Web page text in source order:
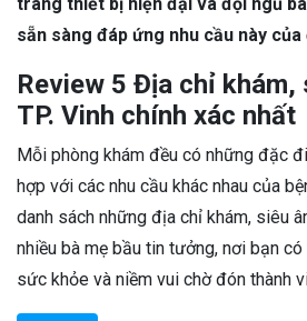
sẵn sàng đáp ứng nhu cầu này
Review 5 Địa chỉ khám,
TP. Vinh chính xác nhất
Mỗi phòng khám đều có những đặc
hợp với các nhu cầu khác nhau của
danh sách những địa chỉ khám, siêu
nhiều bà mẹ bầu tin tưởng, nơi bạn
sức khỏe và niềm vui chờ đón thành